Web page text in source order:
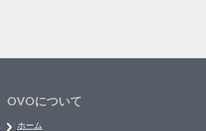
OVOについて
ホーム